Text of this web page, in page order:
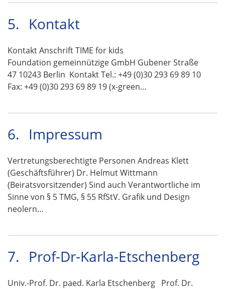
5. Kontakt
Kontakt Anschrift TIME for kids
Foundation gemeinnützige GmbH Gubener Straße
47 10243 Berlin Kontakt Tel.: +49 (0)30 293 69 89 10
Fax: +49 (0)30 293 69 89 19 (x-green…
6. Impressum
Vertretungsberechtigte Personen Andreas Klett
(Geschäftsführer) Dr. Helmut Wittmann
(Beiratsvorsitzender) Sind auch Verantwortliche im
Sinne von § 5 TMG, § 55 RfStV. Grafik und Design
neolern…
7. Prof-Dr-Karla-Etschenberg
Univ.-Prof. Dr. paed. Karla Etschenberg Prof. Dr.